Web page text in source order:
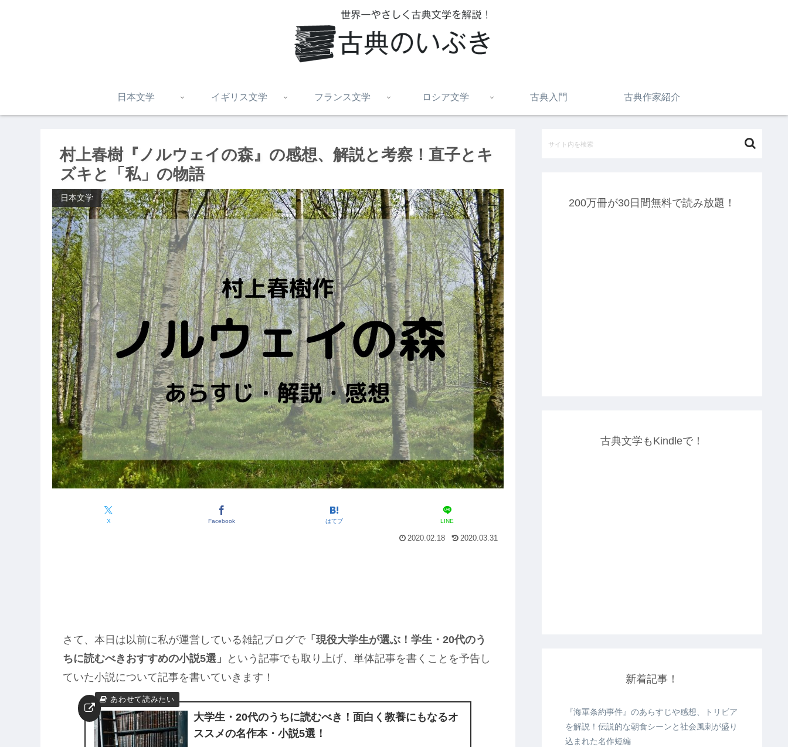
日本文学 イギリス文学 フランス文学 ロシア文学 古典入門 古典作家紹介
村上春樹『ノルウェイの森』の感想、解説と考察！直子とキ
ズキと「私」の物語
日本文学
X Facebook はてブ LINE
2020.02.18 2020.03.31
さて、本日は以前に私が運営している雑記ブログで「現役大学生が選ぶ！学生・20代のう
ちに読むべきおすすめの小説5選」
という記事でも取り上げ、単体記事を書くことを予告し
ていた小説について記事を書いていきます！
大学生・20代のうちに読むべき！面白く教養にもなるオ
ススメの名作本・小説5選！
200万冊が30日間無料で読み放題！
古典文学もKindleで！
新着記事！
『海軍条約事件』のあらすじや感想、トリビア
を解説！伝説的な朝食シーンと社会風刺が盛り
込まれた名作短編